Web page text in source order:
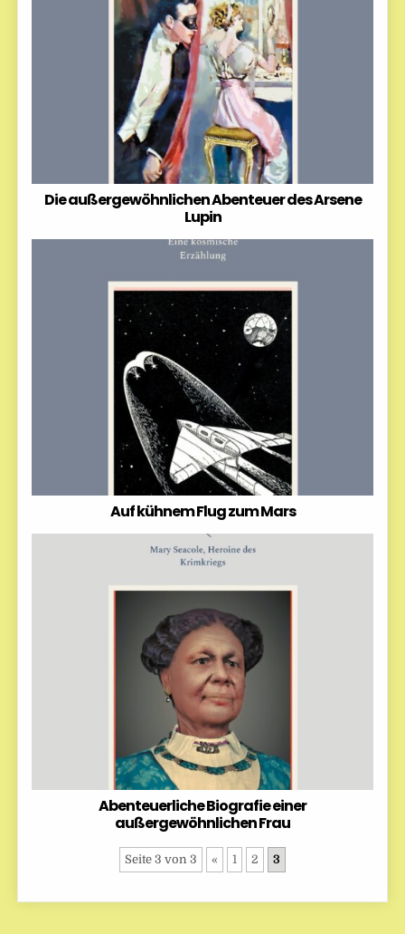
Die außergewöhnlichen Abenteuer des Arsene
Lupin
Auf kühnem Flug zum Mars
Abenteuerliche Biografie einer
außergewöhnlichen Frau
Seite 3 von 3 « 1 2 3